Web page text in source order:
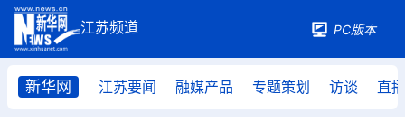
PC版本
新华网 江苏要闻 融媒产品 专题策划 访谈 直播